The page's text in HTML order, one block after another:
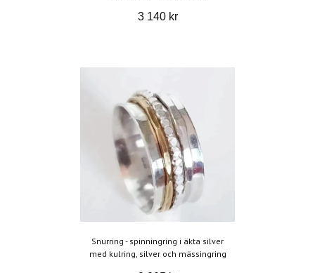
3 140 kr
Snurring - spinningring i äkta silver
med kulring, silver och mässingring